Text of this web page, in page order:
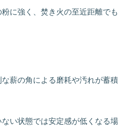
粉に強く、焚き火の至近距離でも
な薪の角による磨耗や汚れが蓄積
ない状態では安定感が低くなる場